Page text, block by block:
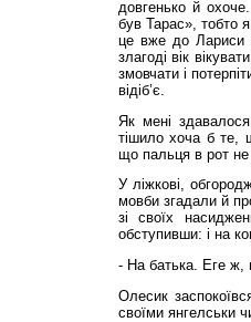
довгенько й
був Тарас», тобто
це вже до Лариси
злагоді вік
змовчати і
відіб’є.
Як мені
тішило хоча б те,
що пальця в рот не
У ліжкові,
мовби згадали й
зі своїх
обступивши: і на
- На батька. Еге ж,
Олесик
своїми янгелськи